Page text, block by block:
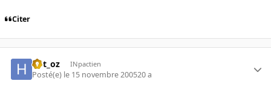
Citer
hbt_oz INpactien
Posté(e) le 15 novembre 200520 a